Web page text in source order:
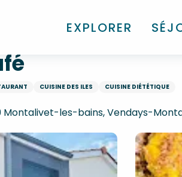
EXPLORER
CUISINE DES ILES CUISINE DIÉTÉTIQUE
Montalivet-les-bains, Vendays-